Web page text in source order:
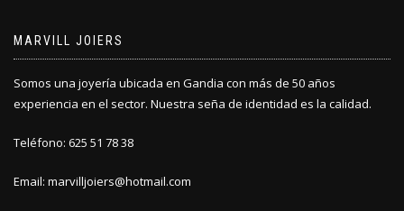
MARVILL JOIERS
Somos una joyería ubicada en Gandia con más de 50 años
experiencia en el sector. Nuestra seña de identidad es la calidad.
Teléfono: 625 51 78 38
Email: marvilljoiers@hotmail.com